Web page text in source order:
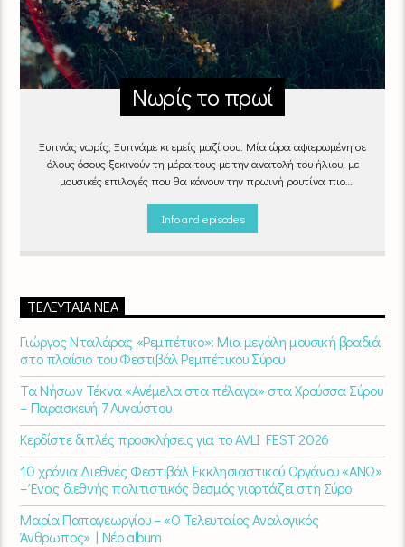
Νωρίς το πρωί
Ξυπνάς νωρίς; Ξυπνάμε κι εμείς μαζί σου. Μία ώρα αφιερωμένη σε
όλους όσους ξεκινούν τη μέρα τους με την ανατολή του ήλιου, με
μουσικές επιλογές που θα κάνουν την πρωινή ρουτίνα πιο
06:00 - 07:00 στον Empneusi 107 FM
Info and episodes
ΤΕΛΕΥΤΑΊΑ ΝΈΑ
Γιώργος Νταλάρας «Ρεμπέτικο»: Μια μεγάλη μουσική βραδιά
στο πλαίσιο του Φεστιβάλ Ρεμπέτικου Σύρου
Τα Νήσων Τέκνα «Ανέμελα στα πέλαγα» στα Χρούσσα Σύρου
– Παρασκευή 7 Αυγούστου
Κερδίστε διπλές προσκλήσεις για το AVLI FEST 2026
10 χρόνια Διεθνές Φεστιβάλ Εκκλησιαστικού Οργάνου «ΑΝΩ»
– Ένας διεθνής πολιτιστικός θεσμός γιορτάζει στη Σύρο​
Μαρία Παπαγεωργίου – «Ο Τελευταίος Αναλογικός
Άνθρωπος» | Νέο album